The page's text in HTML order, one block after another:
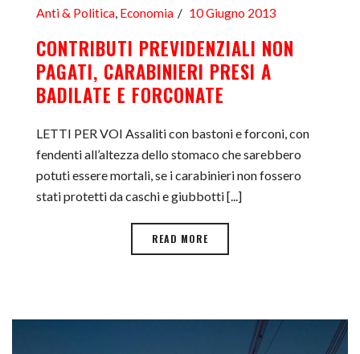
Anti & Politica, Economia 10 Giugno 2013
CONTRIBUTI PREVIDENZIALI NON
PAGATI, CARABINIERI PRESI A
BADILATE E FORCONATE
LETTI PER VOI Assaliti con bastoni e forconi, con
fendenti all’altezza dello stomaco che sarebbero
potuti essere mortali, se i carabinieri non fossero
stati protetti da caschi e giubbotti [...]
READ MORE